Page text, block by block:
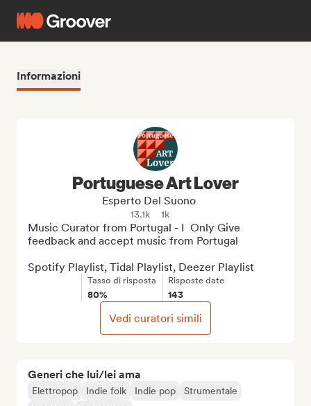
Informazioni
Generi che lui/lei ama
Elettropop Indie folk Indie pop
Strumentale
Portuguese Art Lover
Esperto Del Suono
13.1k 1k
Music Curator from Portugal - I  Only Give
feedback and accept music from Portugal
Spotify Playlist, Tidal Playlist, Deezer Playlist
Tasso di risposta
80%
Risposte date
143
Vedi curatori simili